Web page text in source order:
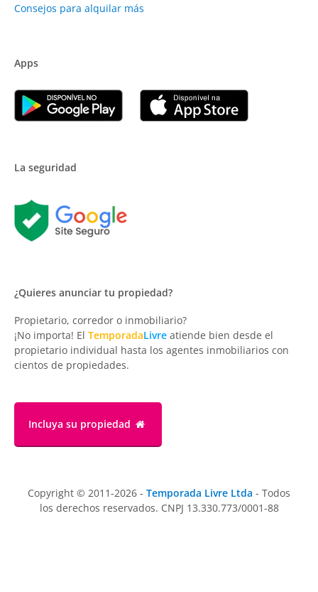
Consejos para alquilar más
Apps
La seguridad
¿Quieres anunciar tu propiedad?
Propietario, corredor o inmobiliario?
¡No importa! El TemporadaLivre atiende bien desde el
propietario individual hasta los agentes inmobiliarios con
cientos de propiedades.
Incluya su propiedad
Copyright © 2011-2026 - Temporada Livre Ltda - Todos
los derechos reservados. CNPJ 13.330.773/0001-88